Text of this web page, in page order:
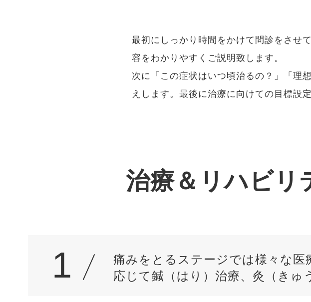
最初にしっかり時間をかけて問診をさせ
容をわかりやすくご説明致します。
次に「この症状はいつ頃治るの？」「理
えします。最後に治療に向けての目標設
治療＆リハビリ
痛みをとるステージでは様々な医
応じて鍼（はり）治療、灸（きゅ
1